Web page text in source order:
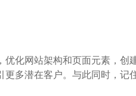
化网站架构和页面元素，
多潜在客户。与此同时，记